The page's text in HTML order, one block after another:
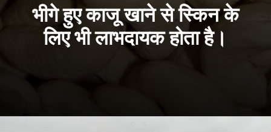
भीगे हुए काजू खाने से स्किन के
लिए भी लाभदायक होता है।